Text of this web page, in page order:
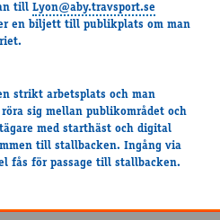
till Lyon@aby.travsport.se
en biljett till publikplats om man
strikt arbetsplats och man
sigmellan publikområdet och
med starthäst och digital
till stallbacken. Ingång via
fås för passage till stallbacken.